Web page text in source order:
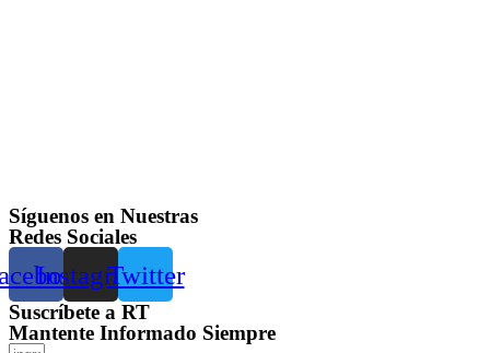
Síguenos en Nuestras
Redes Sociales
InstagramTwitter
Suscríbete a RT
Mantente Informado Siempre